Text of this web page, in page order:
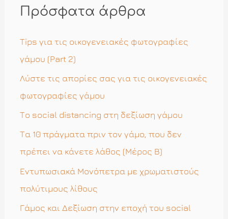
ή
η
σ
η
γ
Πρόσφατα άρθρα
Tips για τις οικογενειακές φωτογραφίες
γάμου (Part 2)
Λύστε τις απορίες σας για τις οικογενειακές
φωτογραφίες γάμου
Το social distancing στη δεξίωση γάμου
Τα 10 πράγματα πριν τον γάμο, που δεν
πρέπει να κάνετε λάθος (Μέρος Β)
Εντυπωσιακά Μονόπετρα με χρωματιστούς
πολύτιμους λίθους
Γάμος και Δεξίωση στην εποχή του social